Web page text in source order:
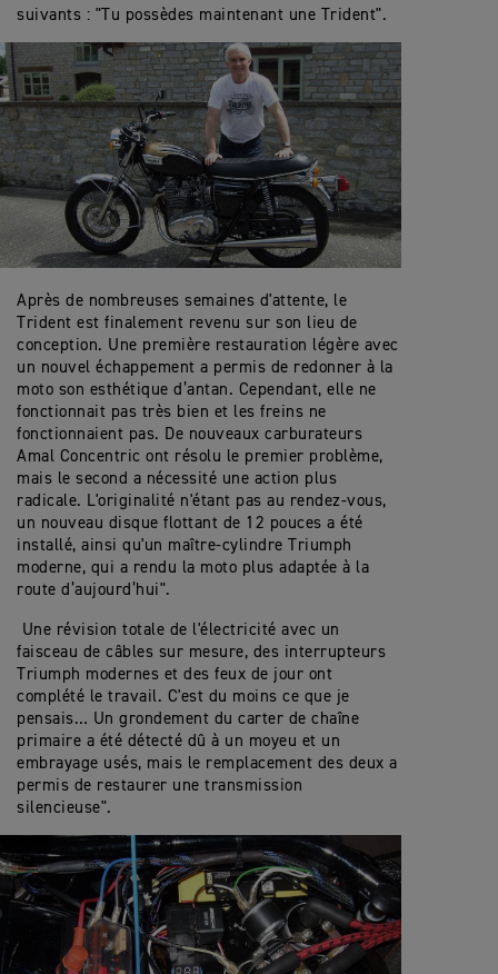
suivants : "Tu possèdes maintenant une Trident".
Après de nombreuses semaines d'attente, le
Trident est finalement revenu sur son lieu de
conception. Une première restauration légère avec
un nouvel échappement a permis de redonner à la
moto son esthétique d’antan. Cependant, elle ne
fonctionnait pas très bien et les freins ne
fonctionnaient pas. De nouveaux carburateurs
Amal Concentric ont résolu le premier problème,
mais le second a nécessité une action plus
radicale. L'originalité n'étant pas au rendez-vous,
un nouveau disque flottant de 12 pouces a été
installé, ainsi qu'un maître-cylindre Triumph
moderne, qui a rendu la moto plus adaptée à la
route d’aujourd’hui".
Une révision totale de l'électricité avec un
faisceau de câbles sur mesure, des interrupteurs
Triumph modernes et des feux de jour ont
complété le travail. C'est du moins ce que je
pensais… Un grondement du carter de chaîne
primaire a été détecté dû à un moyeu et un
embrayage usés, mais le remplacement des deux a
permis de restaurer une transmission
silencieuse".